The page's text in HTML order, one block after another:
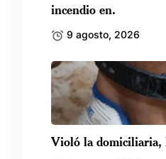
incendio en.
9 agosto, 2026
Violó la domiciliaria,